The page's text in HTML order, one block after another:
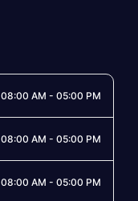
08:00 AM - 05:00 PM
08:00 AM - 05:00 PM
08:00 AM - 05:00 PM